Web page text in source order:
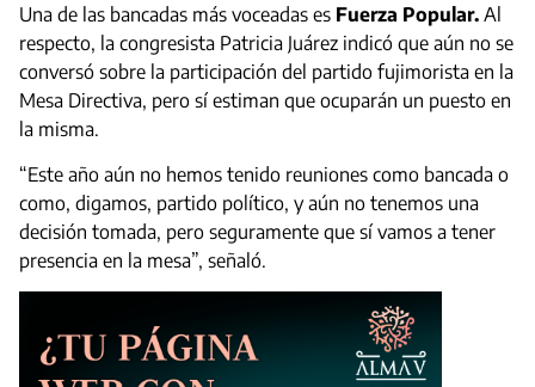
Una de las bancadas más voceadas es Fuerza Popular. Al
respecto, la congresista Patricia Juárez indicó que aún no se
conversó sobre la participación del partido fujimorista en la
Mesa Directiva, pero sí estiman que ocuparán un puesto en
la misma.
“Este año aún no hemos tenido reuniones como bancada o
como, digamos, partido político, y aún no tenemos una
decisión tomada, pero seguramente que sí vamos a tener
presencia en la mesa”, señaló.